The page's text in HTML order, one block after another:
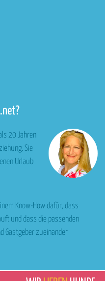
20 Jahren
Sie
Urlaub
Know-How dafür, dass
und dass die passenden
Gastgeber zueinander